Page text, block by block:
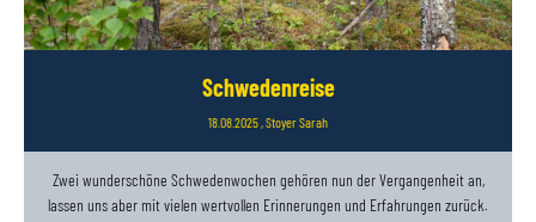
Schwedenreise
18.08.2025, Stoyer Sarah
Zwei wunderschöne Schwedenwochen gehören nun der Vergangenheit an,
lassen uns aber mit vielen wertvollen Erinnerungen und Erfahrungen zurück.